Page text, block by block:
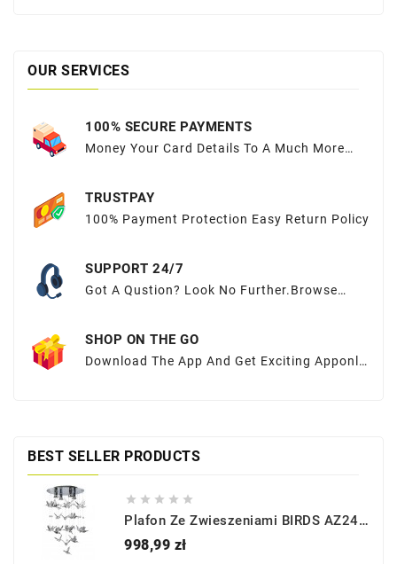
OUR SERVICES
100% SECURE PAYMENTS
Money Your Card Details To A Much More
TRUSTPAY
100% Payment Protection Easy Return Policy
SUPPORT 24/7
Got A Qustion? Look No Further.Browse
SHOP ON THE GO
Download The App And Get Exciting Apponly
BEST SELLER PRODUCTS
    
Plafon Ze Zwieszeniami BIRDS AZ2449 - Azzardo
998,99 złCena